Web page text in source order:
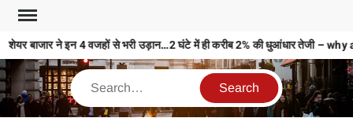
शेयर बाजार ने इन 4 वजहों से भरी उड़ान…2 घंटे में ही करीब 2% की धुआंधार